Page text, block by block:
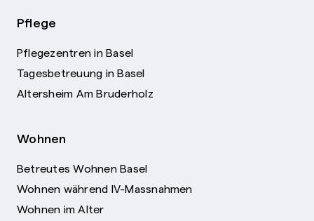
Pflege
Pflegezentren in Basel
Tagesbetreuung in Basel
Altersheim Am Bruderholz
Wohnen
Betreutes Wohnen Basel
Wohnen während IV-Massnahmen
Wohnen im Alter